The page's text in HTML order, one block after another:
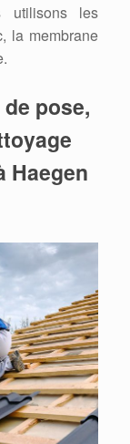
utilisons les
la membrane
pose,
Haegen